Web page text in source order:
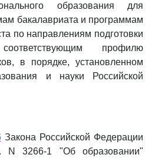
образования для
бакалавриата и программам
по направлениям подготовки
профилю
в порядке, установленном
и науки Российской
Закона Российской Федерации
3266-1 "Об образовании"